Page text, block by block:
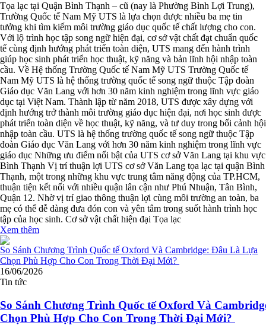
Tọa lạc tại Quận Bình Thạnh – cũ (nay là Phường Bình Lợi Trung),
Trường Quốc tế Nam Mỹ UTS là lựa chọn được nhiều ba mẹ tin
tưởng khi tìm kiếm môi trường giáo dục quốc tế chất lượng cho con.
Với lộ trình học tập song ngữ hiện đại, cơ sở vật chất đạt chuẩn quốc
tế cùng định hướng phát triển toàn diện, UTS mang đến hành trình
giúp học sinh phát triển học thuật, kỹ năng và bản lĩnh hội nhập toàn
cầu. Về Hệ thống Trường Quốc tế Nam Mỹ UTS Trường Quốc tế
Nam Mỹ UTS là hệ thống trường quốc tế song ngữ thuộc Tập đoàn
Giáo dục Văn Lang với hơn 30 năm kinh nghiệm trong lĩnh vực giáo
dục tại Việt Nam. Thành lập từ năm 2018, UTS được xây dựng với
định hướng trở thành môi trường giáo dục hiện đại, nơi học sinh được
phát triển toàn diện về học thuật, kỹ năng, và tư duy trong bối cảnh hội
nhập toàn cầu. UTS là hệ thống trường quốc tế song ngữ thuộc Tập
đoàn Giáo dục Văn Lang với hơn 30 năm kinh nghiệm trong lĩnh vực
giáo dục Những ưu điểm nổi bật của UTS cơ sở Văn Lang tại khu vực
Bình Thạnh Vị trí thuận lợi UTS cơ sở Văn Lang tọa lạc tại quận Bình
Thạnh, một trong những khu vực trung tâm năng động của TP.HCM,
thuận tiện kết nối với nhiều quận lân cận như Phú Nhuận, Tân Bình,
Quận 12. Nhờ vị trí giao thông thuận lợi cùng môi trường an toàn, ba
mẹ có thể dễ dàng đưa đón con và yên tâm trong suốt hành trình học
tập của học sinh. Cơ sở vật chất hiện đại Tọa lạc
Xem thêm
16/06/2026
Tin tức
So Sánh Chương Trình Quốc tế Oxford Và
Chọn Phù Hợp Cho Con Trong Thời Đại Mới?